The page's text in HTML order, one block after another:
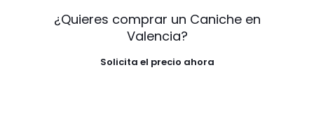
¿Quieres comprar un Caniche en
Valencia?
Solicita el precio ahora